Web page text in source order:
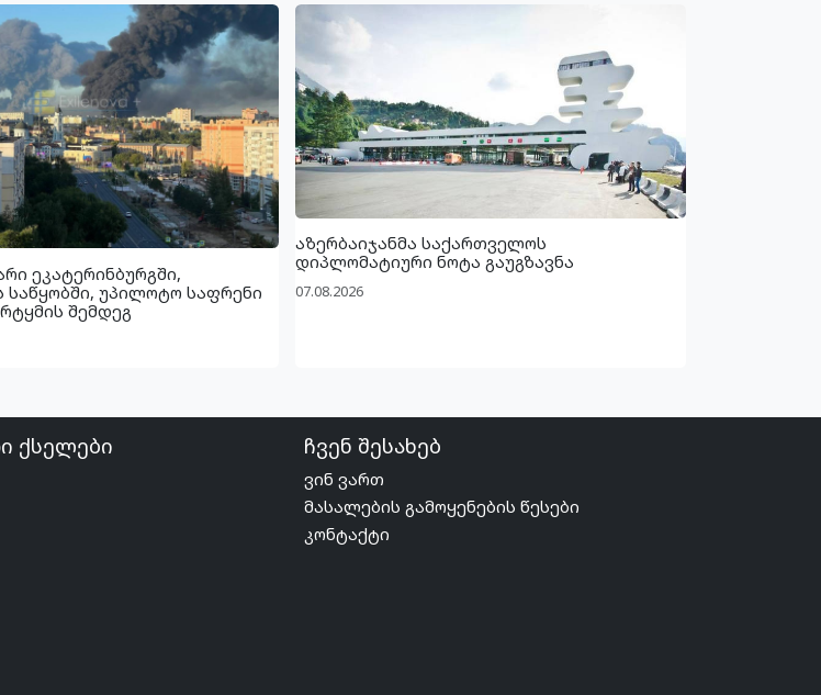
ეკატერინბურგში,
საწყობში, უპილოტო საფრენი
შემდეგ
აზერბაიჯანმა საქართველოს
დიპლომატიური ნოტა გაუგზავნა
07.08.2026
ქსელები ჩვენ შესახებ
ვინ ვართ
მასალების გამოყენების წესები
კონტაქტი